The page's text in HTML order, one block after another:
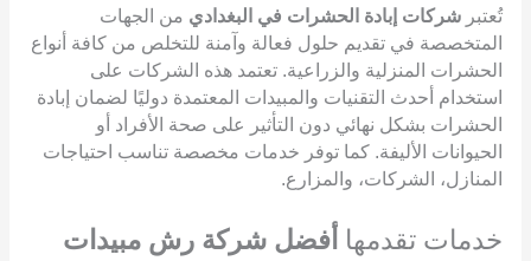
تُعتبر شركات إبادة الحشرات في البغدادي من الجهات
المتخصصة في تقديم حلول فعالة وآمنة للتخلص من كافة أنواع
الحشرات المنزلية والزراعية. تعتمد هذه الشركات على
استخدام أحدث التقنيات والمبيدات المعتمدة دوليًا لضمان إبادة
الحشرات بشكل نهائي دون التأثير على صحة الأفراد أو
الحيوانات الأليفة. كما توفر خدمات مخصصة تناسب احتياجات
المنازل، الشركات، والمزارع.
خدمات تقدمها أفضل شركة رش مبيدات